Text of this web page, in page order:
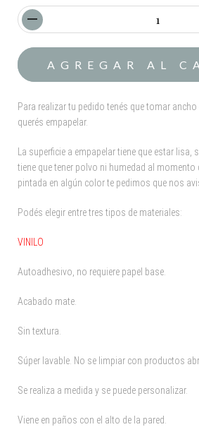
Para realizar tu pedido tenés que tomar
querés empapelar.
La superficie a empapelar tiene que estar lisa,
tiene que tener polvo ni humedad al momento
pintada en algún color te pedimos que nos
Podés elegir entre tres tipos de materiales:
VINILO
Autoadhesivo, no requiere papel base.
Acabado mate.
Sin textura.
Súper lavable. No se limpiar con productos
Se realiza a medida y se puede personalizar.
Viene en paños con el alto de la pared.